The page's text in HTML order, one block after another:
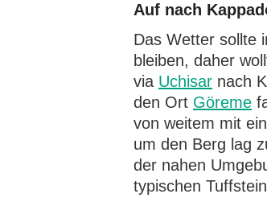
Auf nach
Das Wetter sollte
bleiben, daher
via Uchisar nach
den Ort Göreme
von weitem mit
um den Berg lag
der nahen
typischen